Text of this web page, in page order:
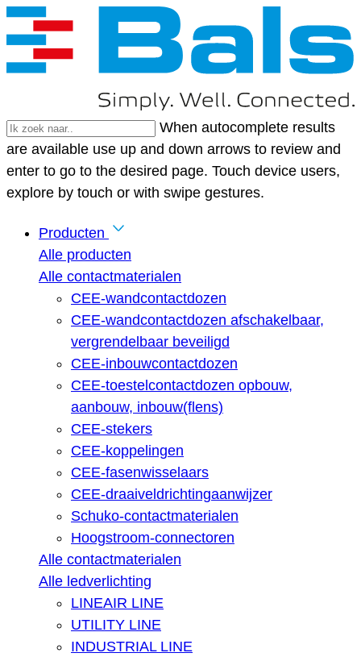
When autocomplete results
are available use up and down arrows to review and
enter to go to the desired page. Touch device users,
explore by touch or with swipe gestures.
Producten
Alle producten
Alle contactmaterialen
CEE-wandcontactdozen
CEE-wandcontactdozen afschakelbaar,
vergrendelbaar beveiligd
CEE-inbouwcontactdozen
CEE-toestelcontactdozen opbouw,
aanbouw, inbouw(flens)
CEE-stekers
CEE-koppelingen
CEE-fasenwisselaars
CEE-draaiveldrichtingaanwijzer
Schuko-contactmaterialen
Hoogstroom-connectoren
Alle contactmaterialen
Alle ledverlichting
LINEAIR LINE
UTILITY LINE
INDUSTRIAL LINE